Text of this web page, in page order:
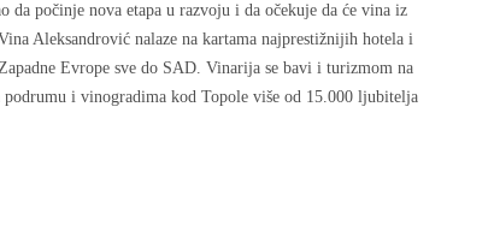
počinje nova etapa u razvoju i da očekuje da će vina iz
Aleksandrović nalaze na kartama najprestižnijih hotela i
Evrope sve do SAD. Vinarija se bavi i turizmom na
i vinogradima kod Topole više od 15.000 ljubitelja